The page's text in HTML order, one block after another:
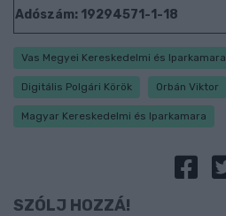
Adószám: 19294571-1-18
Vas Megyei Kereskedelmi és Iparkamara
Digitális Polgári Körök Orbán Viktor
Magyar Kereskedelmi és Iparkamara
SZÓLJ HOZZÁ!